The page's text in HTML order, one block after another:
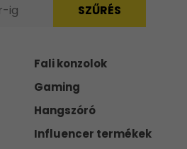
Fali konzolok
Gaming
Hangszóró
Influencer termékek